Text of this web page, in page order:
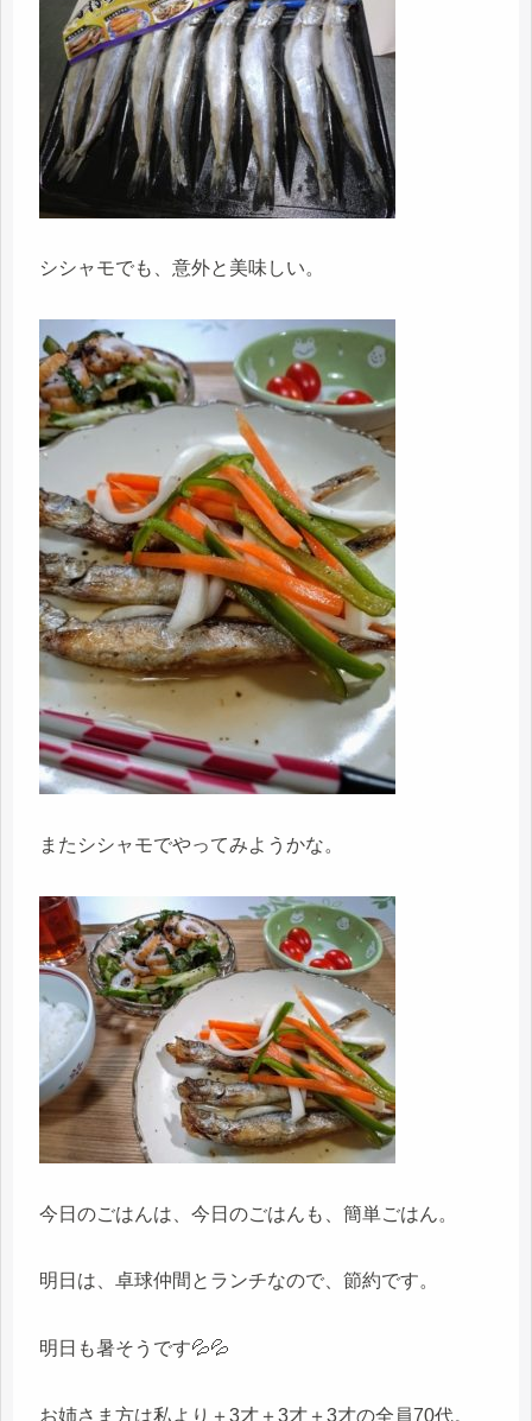
シシャモでも、意外と美味しい。
またシシャモでやってみようかな。
今日のごはんは、今日のごはんも、簡単ごはん。
明日は、卓球仲間とランチなので、節約です。
明日も暑そうです💦💦
お姉さま方は私より＋3才＋3才＋3才の全員70代。